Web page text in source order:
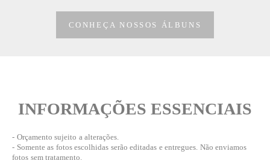
CONHEÇA NOSSOS ÁLBUNS
INFORMAÇÕES ESSENCIAIS
- Orçamento sujeito a alterações.
- Somente as fotos escolhidas serão editadas e entregues. Não enviamos
fotos sem tratamento.